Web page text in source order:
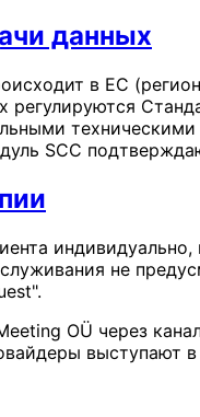
данных
в ЕС
регулируются
SCC
не
OÜ через
выступают в